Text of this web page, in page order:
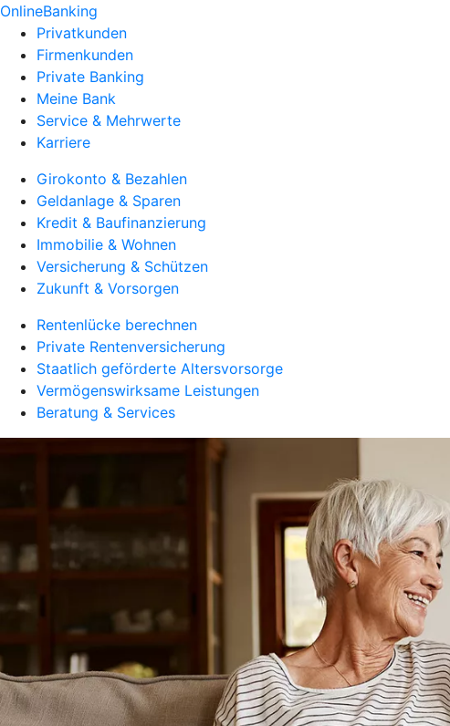
OnlineBanking
Privatkunden
Firmenkunden
Private Banking
Meine Bank
Service & Mehrwerte
Karriere
Girokonto & Bezahlen
Geldanlage & Sparen
Kredit & Baufinanzierung
Immobilie & Wohnen
Versicherung & Schützen
Zukunft & Vorsorgen
Rentenlücke berechnen
Private Rentenversicherung
Staatlich geförderte Altersvorsorge
Vermögenswirksame Leistungen
Beratung & Services